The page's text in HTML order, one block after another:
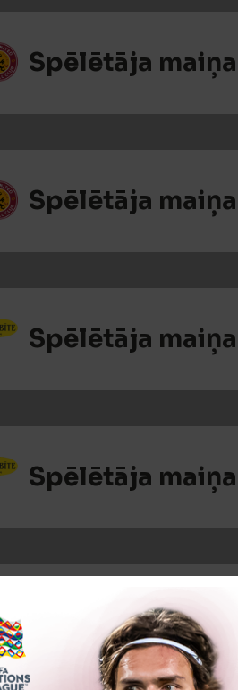
Spēlētāja maiņa
Spēlētāja maiņa
Spēlētāja maiņa
Spēlētāja maiņa
Dzeltenā kartīte